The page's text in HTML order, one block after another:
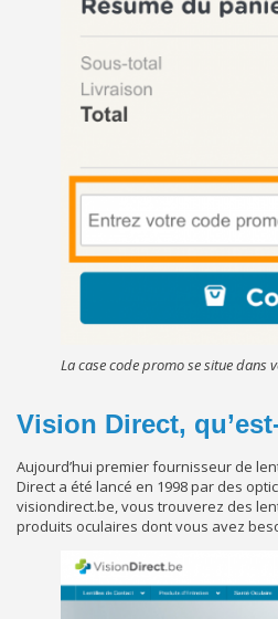
La case code promo se situe dans
Vision Direct,
Aujourd’hui premier fournisseur de
Direct a été lancé en 1998 par des
visiondirect.be, vous trouverez des
produits oculaires dont vous avez